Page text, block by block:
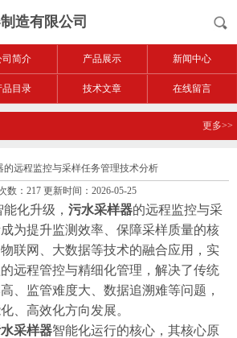
造有限公司
司简介 产品展示 新闻中心
品目录 技术文章 在线留言
更多>>
的远程监控与采样任务管理技术分析
数：217 更新时间：2026-05-25
化升级， 污水采样器的远程监控与采
为提升监测效率、保障采样质量的核
联网、大数据等技术的融合应用，实
远程管控与精细化管理，解决了传统
、监管难度大、数据追溯难等问题，
、高效化方向发展。
采样器智能化运行的核心，其核心原